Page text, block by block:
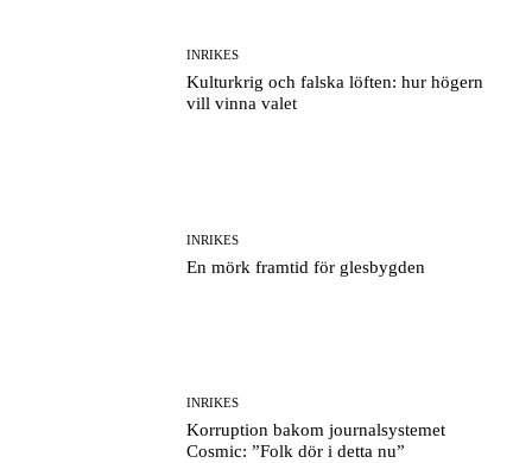
INRIKES
Kulturkrig och falska löften: hur högern
vill vinna valet
INRIKES
En mörk framtid för glesbygden
INRIKES
Korruption bakom journalsystemet
Cosmic: ”Folk dör i detta nu”